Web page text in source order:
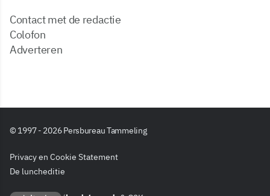
Contact met de redactie
Colofon
Adverteren
© 1997 - 2026 Persbureau Tammeling
Privacy en Cookie Statement
De luncheditie